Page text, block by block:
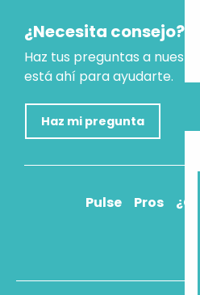
¿Necesita consejo?
Haz tus preguntas a
está ahí para ayudarte.
Haz mi pregunta
Pulse Pros